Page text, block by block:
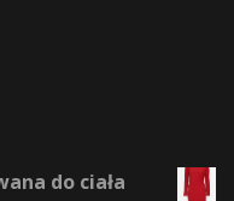
do ciała